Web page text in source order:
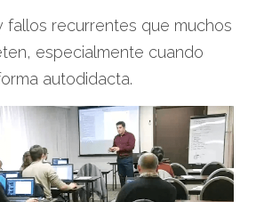
fallos recurrentes que muchos
especialmente cuando
autodidacta.